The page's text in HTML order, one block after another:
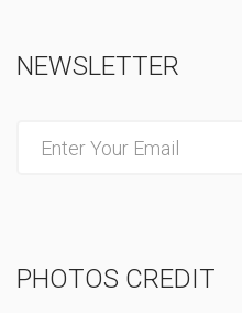
NEWSLETTER
y
PHOTOS CREDIT